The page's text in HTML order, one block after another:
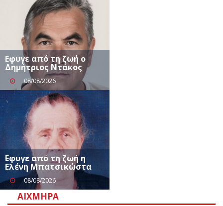
Eφυγε από τη ζωή ο
Δημήτριος Ντάκος
08/08/2026
Eφυγε από τη ζωή η
Ελένη Μπατσικώστα
08/08/2026
ΑΙΧΜΗΡΆ